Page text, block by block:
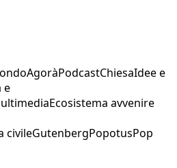
AgoràPodcastChiesaIdee e
e
Ecosistema avvenire
civileGutenbergPopotusPop